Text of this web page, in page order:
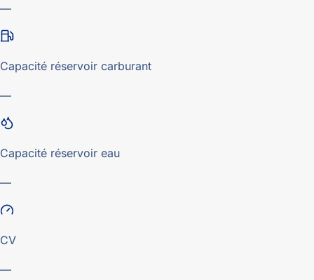
—
Capacité réservoir carburant
—
Capacité réservoir eau
—
CV
—